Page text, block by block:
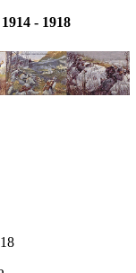
- 1918